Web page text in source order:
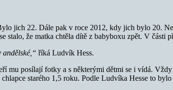
jich 22. Dále pak v roce 2012, kdy jich bylo 20.
stalo, že matka chtěla dítě z babyboxu zpět. V části
andělské,“ říká Ludvík Hess.
mu posílají fotky a s některými dětmi se i vídá.
starého 1,5 roku. Podle Ludvíka Hesse to